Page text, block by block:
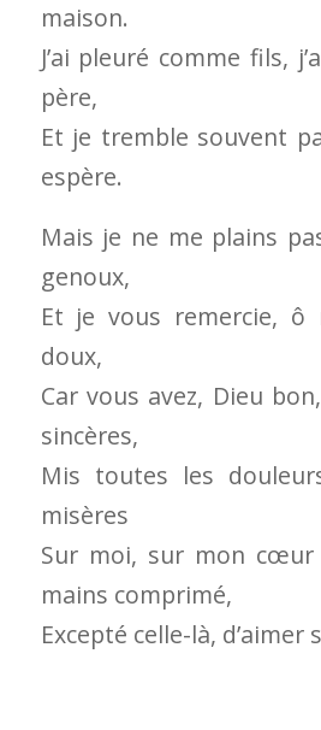
maison.
J’ai pleuré comme fils,
père,
Et je tremble souvent
espère.
Mais je ne me plains
genoux,
Et je vous remercie, ô
doux,
Car vous avez, Dieu
sincères,
Mis toutes les
misères
Sur moi, sur mon cœur
mains comprimé,
Excepté celle-là, d’aimer